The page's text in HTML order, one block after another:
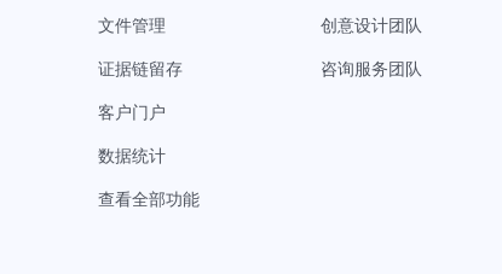
文件管理
证据链留存
客户门户
数据统计
查看全部功能
创意设计团队
咨询服务团队